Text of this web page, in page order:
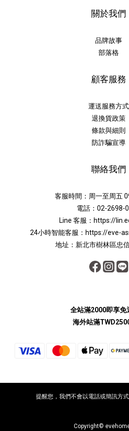
關於我們
品牌故事
部落格
顧客服務
運送服務方式
退換貨政策
條款與細則
防詐騙宣導
聯絡我們
客服時間：周一至周五
電話：02-2698-
Line 客服： https://
24小時智能客服： https://eve-
地址：新北市樹林區忠
全站滿2000即享免
海外站滿
提醒您，我們不會以電話或簡訊方式
Copyright©